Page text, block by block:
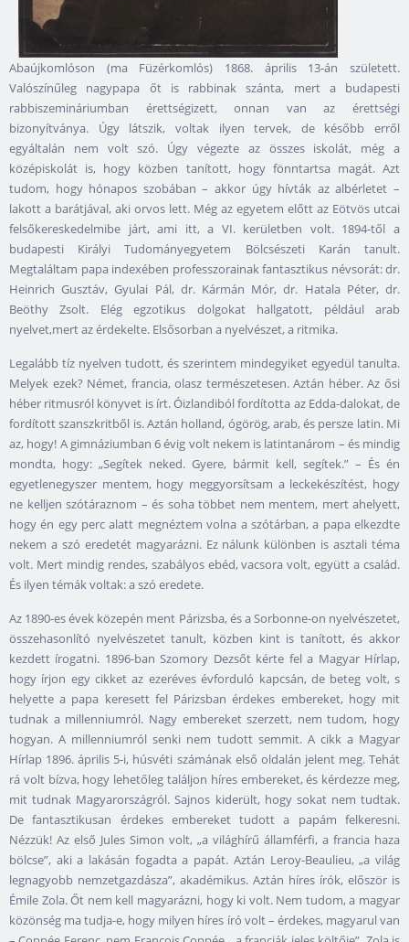
Abaújkomlóson (ma Füzérkomlós) 1868. április 13-án született.
Valószínűleg nagypapa őt is rabbinak szánta, mert a budapesti
rabbiszemináriumban érettségizett, onnan van az érettségi
bizonyítványa. Úgy látszik, voltak ilyen tervek, de később erről
egyáltalán nem volt szó. Úgy végezte az összes iskolát, még a
középiskolát is, hogy közben tanított, hogy fönntartsa magát. Azt
tudom, hogy hónapos szobában – akkor úgy hívták az albérletet –
lakott a barátjával, aki orvos lett. Még az egyetem előtt az Eötvös utcai
felsőkereskedelmibe járt, ami itt, a VI. kerületben volt. 1894-től a
budapesti Királyi Tudományegyetem Bölcsészeti Karán tanult.
Megtaláltam papa indexében professzorainak fantasztikus névsorát: dr.
Heinrich Gusztáv, Gyulai Pál, dr. Kármán Mór, dr. Hatala Péter, dr.
Beöthy Zsolt. Elég egzotikus dolgokat hallgatott, például arab
nyelvet,mert az érdekelte. Elsősorban a nyelvészet, a ritmika.
Legalább tíz nyelven tudott, és szerintem mindegyiket egyedül tanulta.
Melyek ezek? Német, francia, olasz természetesen. Aztán héber. Az ősi
héber ritmusról könyvet is írt. Óizlandiból fordította az Edda-dalokat, de
fordított szanszkritből is. Aztán holland, ógörög, arab, és persze latin. Mi
az, hogy! A gimnáziumban 6 évig volt nekem is latintanárom – és mindig
mondta, hogy: „Segítek neked. Gyere, bármit kell, segítek.” – És én
egyetlenegyszer mentem, hogy meggyorsítsam a leckekészítést, hogy
ne kelljen szótáraznom – és soha többet nem mentem, mert ahelyett,
hogy én egy perc alatt megnéztem volna a szótárban, a papa elkezdte
nekem a szó eredetét magyarázni. Ez nálunk különben is asztali téma
volt. Mert mindig rendes, szabályos ebéd, vacsora volt, együtt a család.
És ilyen témák voltak: a szó eredete.
Az 1890-es évek közepén ment Párizsba, és a Sorbonne-on nyelvészetet,
összehasonlító nyelvészetet tanult, közben kint is tanított, és akkor
kezdett írogatni. 1896-ban Szomory Dezsőt kérte fel a Magyar Hírlap,
hogy írjon egy cikket az ezeréves évforduló kapcsán, de beteg volt, s
helyette a papa keresett fel Párizsban érdekes embereket, hogy mit
tudnak a millenniumról. Nagy embereket szerzett, nem tudom, hogy
hogyan. A millenniumról senki nem tudott semmit. A cikk a Magyar
Hírlap 1896. április 5-i, húsvéti számának első oldalán jelent meg. Tehát
rá volt bízva, hogy lehetőleg találjon híres embereket, és kérdezze meg,
mit tudnak Magyarországról. Sajnos kiderült, hogy sokat nem tudtak.
De fantasztikusan érdekes embereket tudott a papám felkeresni.
Nézzük! Az első Jules Simon volt, „a világhírű államférfi, a francia haza
bölcse”, aki a lakásán fogadta a papát. Aztán Leroy-Beaulieu, „a világ
legnagyobb nemzetgazdásza”, akadémikus. Aztán híres írók, először is
Émile Zola. Őt nem kell magyarázni, hogy ki volt. Nem tudom, a magyar
közönség ma tudja-e, hogy milyen híres író volt – érdekes, magyarul van